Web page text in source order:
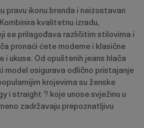
pravu ikonu brenda i neizostavan
kvalitetnu izradu,
se prilagođava različitim stilovima i
pronaći ćete moderne i klasične
i ukuse. Od opuštenih jeans hlača
model osigurava odlično pristajanje
krojevima su ženske
i straight ? koje unose svježinu u
zadržavaju prepoznatljivu